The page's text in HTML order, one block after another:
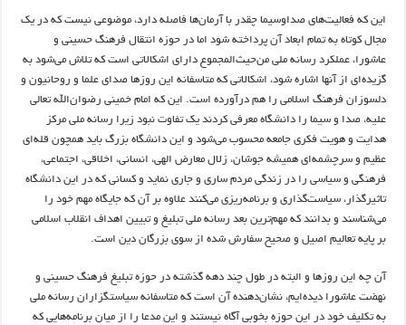
این که فعالیت‌های صداوسیما چقدر با آرمان‌ها فاصله دارد، موضوعی نیست که در یک
مجال کوتاه به تمام ابعاد آن پرداخته شود اما در حوزه انتقال فرهنگ حسینی و
عاشورا، عملکرد رسانه‌ ملی من‌حیث‌المجموع دارای اشکالاتی است که تلاش می‌شود به
گزیده‌ای از آنها اشاره شود، اشکالاتی که متاسفانه این روزها صدای علما و روحانیون و
دلسوزان فرهنگ اسلامی را هم درآورده است. این که امام خمینی رضوان‌الله تعالی
علیه، صدا و سیما را دانشگاه معرفی کردند یک تفاوت نبود زیرا رسانه ملی مرکز
هدایت و هویت فکری جامعه محسوب می‌شود و این دانشگاه بزرگ باید همچون قله‌ای
عظیم و سرچشمه‌ای همیشه جوشان، زلال معارض الهی، انسانی، اخلاقی، اجتماعی،
فرهنگی و سیاسی را در زندگی مردم ساری و جاری نماید و کسانی که در این دانشگاه
تاثیرگذار، سیاست‌گذاری و برنامه‌ریزی می‌کنند علاوه بر آن که جایگاه مهم خود را
می‌شناسند و بدانند که مهم‌ترین بعد رسانه ملی تبلیغ و تبیین اهداف انقلاب اسلامی
بر پایه تعالیم اصیل و صحیح سفارش شده از سوی بزرگان دین است.
آن چه این روزها و البته در طول چند دهه گذشته در حوزه تبلیغ فرهنگ حسینی و
نهضت عاشورا دیده‌ایم، نشان‌دهنده آن است که متاسفانه سیاستگزاران رسانه ملی
به تکلیف خود در این حوزه بخوبی آگاه نیستند و این مدعا را از میان برنامه‌هایی که